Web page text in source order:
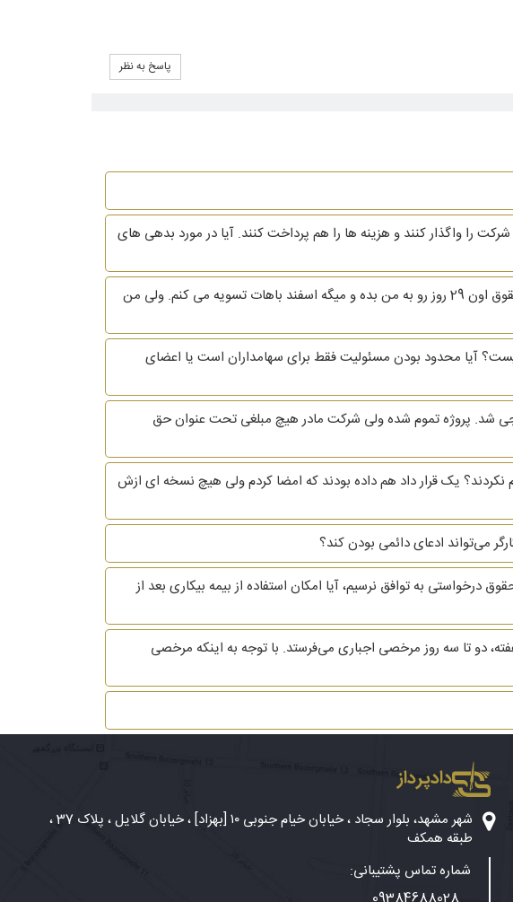
پاسخ به نظر
خواسته که مدیرعامل شرکتشان بشوم و به جای دادن حقوق به من 9% از مالکیت شرکت را واگذار کنند و هزینه ها را هم پرداخت کنند. آیا در مورد بدهی های
سلام و وقت بخیر. من 29 ام برج ابان از شرکتی که دراون کار میکردم استعفا دادم و کارفرما فعلا حاضر نشده حقوق اون 29 روز رو به من بده و میگه اسفند باهات تسویه می کنم. ولی من
آیا محدود بودن مسئولیت فقط برای سهامداران است یا اعضای
شد. پروژه تموم شده ولی شرکت مادر هیچ مبلغی تحت عنوان حق
نکردند؟ یک قرار داد هم داده بودند که امضا کردم ولی هیچ نسخه ای ازش
به توافق نرسیم، آیا امکان استفاده از بیمه بیکاری بعد از
دو تا سه روز مرخصی اجباری می‌فرستد. با توجه به اینکه مرخصی
دادپرداز
شهر مشهد، بلوار سجاد ، خیابان خیام جنوبی ۱۰ [بهزاد] ، خیابان گلایل ، پلاک 37 ،
طبقه همکف
شماره تماس پشتیبانی: